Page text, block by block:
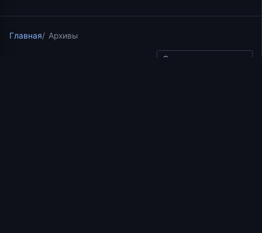
Главная Архивы
Скопировать ссылку